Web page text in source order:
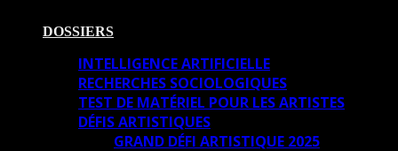
DOSSIERS
INTELLIGENCE ARTIFICIELLE
RECHERCHES SOCIOLOGIQUES
TEST DE MATÉRIEL POUR LES ARTISTES
DÉFIS ARTISTIQUES
GRAND DÉFI ARTISTIQUE 2025